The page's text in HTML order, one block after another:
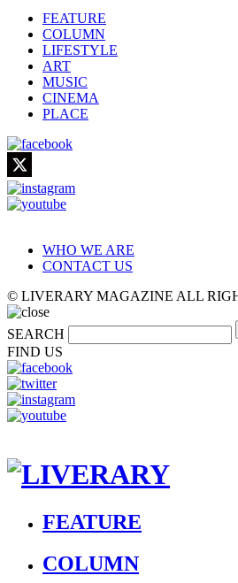
FEATURE
COLUMN
LIFESTYLE
ART
MUSIC
CINEMA
PLACE
WHO WE ARE
CONTACT US
© LIVERARY MAGAZINE ALL
SEARCH
FIND US
FEATURE
COLUMN